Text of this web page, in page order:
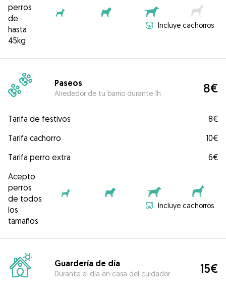
perros
de
hasta
45kg
Incluye cachorros
Paseos
Alrededor de tu barrio durante 1h 8€
Tarifa de festivos
8€
Tarifa cachorro
10€
Tarifa perro extra
6€
Acepto
perros
de todos
los
tamaños
Incluye cachorros
Guardería de día
Durante el día en casa del cuidador 15€